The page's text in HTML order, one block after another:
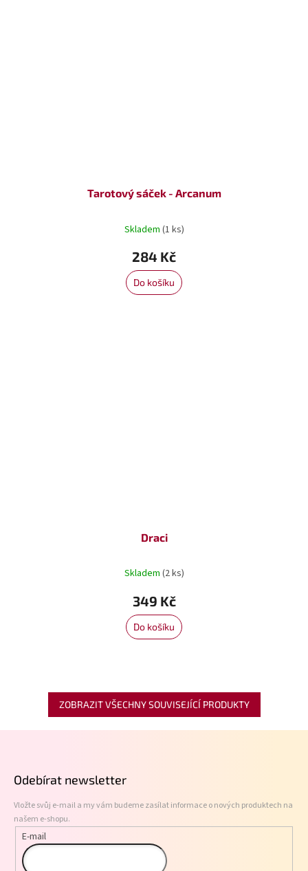
Tarotový sáček - Arcanum
Skladem (1 ks)
284 Kč
Do košíku
Draci
Skladem (2 ks)
349 Kč
Do košíku
ZOBRAZIT VŠECHNY SOUVISEJÍCÍ PRODUKTY
Odebírat newsletter
Vložte svůj e-mail a my vám budeme zasílat informace o nových produktech na
našem e-shopu.
E-mail